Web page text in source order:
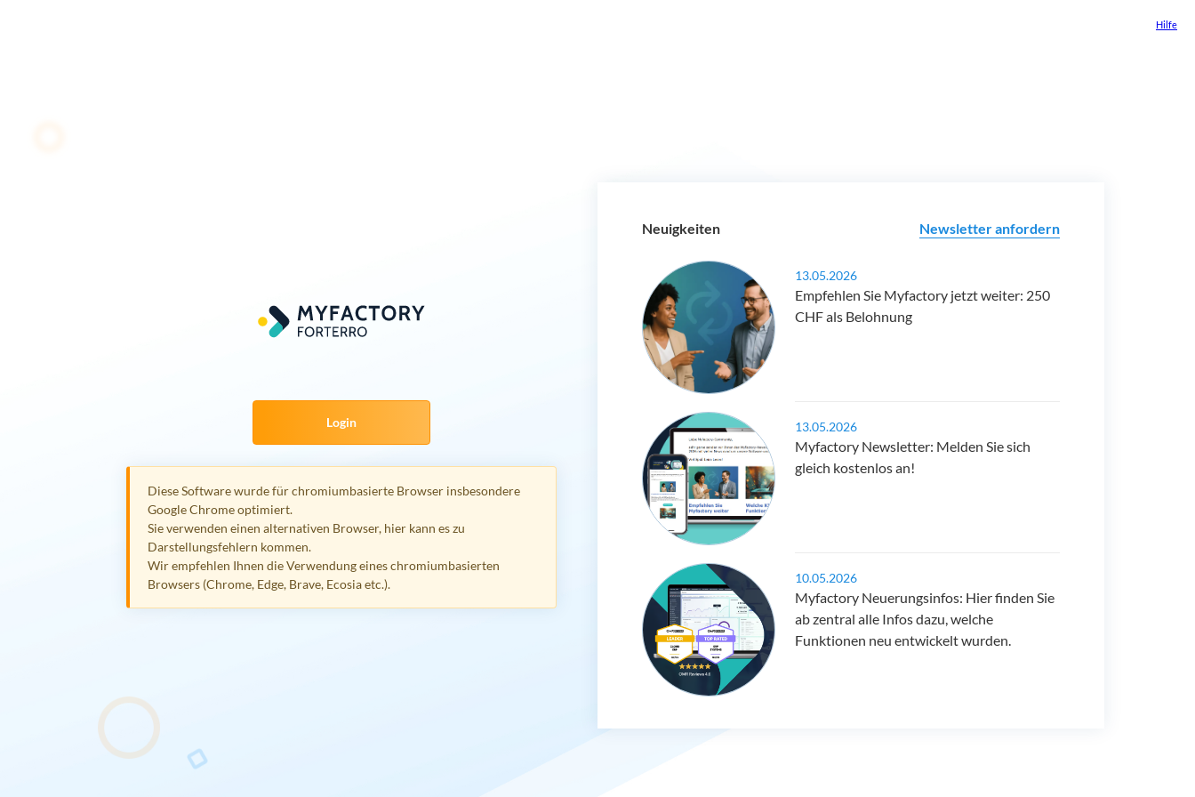
Hilfe
Login
Diese Software wurde für chromiumbasierte Browser insbesondere
Google Chrome optimiert.
Sie verwenden einen alternativen Browser, hier kann es zu
Darstellungsfehlern kommen.
Wir empfehlen Ihnen die Verwendung eines chromiumbasierten
Browsers (Chrome, Edge, Brave, Ecosia etc.).
Neuigkeiten Newsletter anfordern
13.05.2026
Empfehlen Sie Myfactory jetzt weiter: 250
CHF als Belohnung
13.05.2026
Myfactory Newsletter: Melden Sie sich
gleich kostenlos an!
10.05.2026
Myfactory Neuerungsinfos: Hier finden Sie
ab zentral alle Infos dazu, welche
Funktionen neu entwickelt wurden.